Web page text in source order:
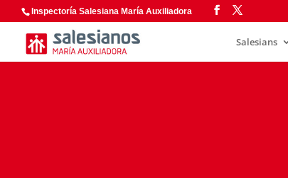
Inspectoría Salesiana María Auxiliadora
Salesians